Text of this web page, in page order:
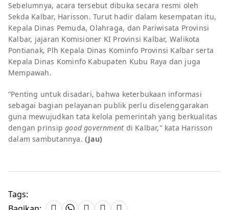
Sebelumnya, acara tersebut dibuka secara resmi oleh
Sekda Kalbar, Harisson. Turut hadir dalam kesempatan itu,
Kepala Dinas Pemuda, Olahraga, dan Pariwisata Provinsi
Kalbar, jajaran Komisioner KI Provinsi Kalbar, Walikota
Pontianak, Plh Kepala Dinas Kominfo Provinsi Kalbar serta
Kepala Dinas Kominfo Kabupaten Kubu Raya dan juga
Mempawah.
“Penting untuk disadari, bahwa keterbukaan informasi
sebagai bagian pelayanan publik perlu diselenggarakan
guna mewujudkan tata kelola pemerintah yang berkualitas
dengan prinsipgood government di Kalbar," kata Harisson
dalam sambutannya. (Jau)
Tags: